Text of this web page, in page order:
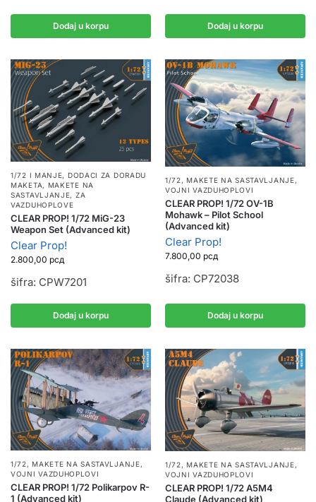
Dodaj u korpu Dodaj u korpu
1/72 I MANJE, DODACI ZA DORADU
MAKETA, MAKETE NA
SASTAVLJANJE, ZA
VAZDUHOPLOVE
CLEAR PROP! 1/72 MiG-23
Weapon Set (Advanced kit)
Clear Prop!
2.800,00 рсд
šifra: CPW7201
Dodaj u korpu
1/72, MAKETE NA SASTAVLJANJE,
VOJNI VAZDUHOPLOVI
CLEAR PROP! 1/72 OV-1B
Mohawk – Pilot School
(Advanced kit)
Clear Prop!
7.800,00 рсд
šifra: CP72038
Dodaj u korpu
1/72, MAKETE NA SASTAVLJANJE,
VOJNI VAZDUHOPLOVI
CLEAR PROP! 1/72 Polikarpov R-
1 (Advanced kit)
1/72,MAKETE NA SASTAVLJANJE,
VOJNI VAZDUHOPLOVI
CLEAR PROP! 1/72 A5M4
Claude (Advanced kit)